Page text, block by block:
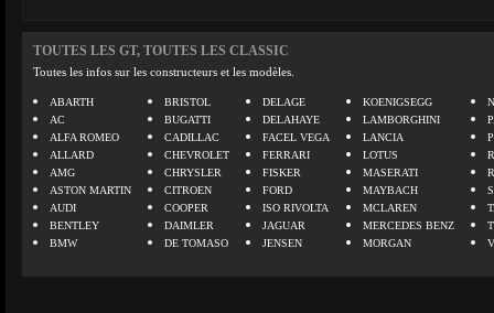
TOUTES LES GT, TOUTES LES CLASSIC
Toutes les infos sur les constructeurs et les modèles.
ABARTH
AC
ALFA ROMEO
ALLARD
AMG
ASTON MARTIN
AUDI
BENTLEY
BMW
BRISTOL
BUGATTI
CADILLAC
CHEVROLET
CHRYSLER
CITROEN
COOPER
DAIMLER
DE TOMASO
DELAGE
DELAHAYE
FACEL VEGA
FERRARI
FISKER
FORD
ISO RIVOLTA
JAGUAR
JENSEN
KOENIGSEGG
LAMBORGHINI
LANCIA
LOTUS
MASERATI
MAYBACH
MCLAREN
MERCEDES BENZ
MORGAN